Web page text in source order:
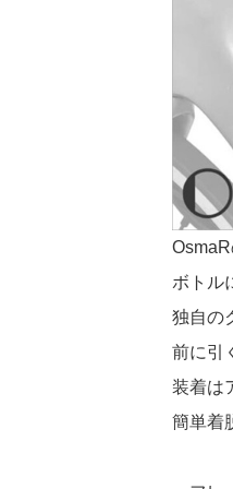
ボトル
独自の
前に引
装着は
簡単着